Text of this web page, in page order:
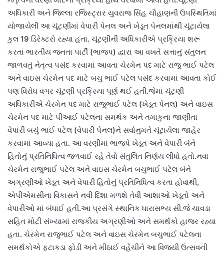
અધિકારી અને જિલ્લા રજિસ્ટ્રાર યુવરાજ સિંહ ચૌહાણની ઉપસ્થિતિમાં
યોજાયેલી આ ચૂંટણીમાં વેપારી પેનલ અને ખેડૂત પેનલમાંથી ચૂંટાયેલા
કુલ 19 ડિરેક્ટરો રહ્યા હતા. ચૂંટણીની અધિકારીએ પ્રક્રિયા શરૂ
કરતાં ભારતીય જનતા પાર્ટી (ભાજપ) દ્વારા આ વખતે સત્તાનું સંતુલન
જાળવતું નેતૃત્વ પસંદ કરવામાં આવતા ચેરમેન પદ માટે રાજુ ભાઈ પટેલ
અને વાઇસ ચેરમેન પદ માટે બચુ ભાઈ પટેલ પસંદ કરવામાં આવતા કોઈ
પણ વિરોધ વગર ચૂંટણી પ્રક્રિયા પૂર્ણ થઈ હતી.જેમાં ચૂંટણી
અધિકારીએ ચેરમેન પદ માટે રાજુભાઈ પટેલ (ખેડૂત પેનલ) અને વાઇસ
ચેરમેન પદ માટે પીઆઈ પટેલના સમર્થક અને તમાકુના જાણીતા
વેપારી બચું ભાઈ પટેલ (વેપારી પેનલ)ને સર્વાનુમતે ચૂંટાયેલા જાહેર
કરવામાં આવ્યા હતા. આ વરણીમાં ભાજપે ખેડૂત અને વેપારી બંને
હિતોનું પ્રતિનિધિત્વ જળવાઈ રહે તેવો સંતુલિત નિર્ણય લીધો હતો.નવા
ચેરમેન રાજુભાઈ પટેલ અને વાઇસ ચેરમેન બચુભાઈ પટેલ બંને
અગ્રણીઓ ખેડૂત અને વેપારી હિતોનું પ્રતિનિધિત્વ કરતા હોવાથી,
એપીએમસીના વિકાસને નવી દિશા મળશે તેવી આશાઓ ખેડૂતો અને
વેપારીઓ માં બંધાઈ હતી.આ પ્રસંગે સ્થાનિક ધારાસભ્ય સી.જે ચાવડા
સહિત મોટી સંખ્યામાં રાજકીય અગ્રણીઓ અને સમર્થકો હાજર રહ્યા
હતા. ચેરમેન રાજુભાઈ પટેલ અને વાઇસ ચેરમેન બચુભાઈ પટેલના
સમર્થકોએ ફટાકડા ફોડી અને મીઠાઈ વહેંચીને આ વિજયી ઉત્સવની